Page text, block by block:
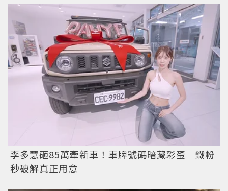
李多慧砸85萬牽新車！車牌號碼暗藏彩蛋 鐵粉
秒破解真正用意